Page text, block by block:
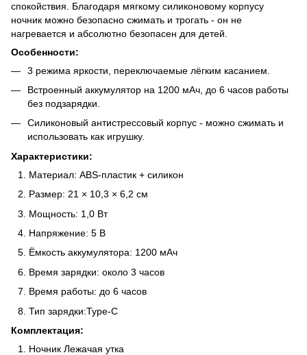
спокойствия. Благодаря мягкому силиконовому корпусу
ночник можно безопасно сжимать и трогать - он не
нагревается и абсолютно безопасен для детей.
Особенности:
3 режима яркости, переключаемые лёгким касанием.
Встроенный аккумулятор на 1200 мАч, до 6 часов работы
без подзарядки.
Силиконовый антистрессовый корпус - можно сжимать и
использовать как игрушку.
Характеристики:
Материал: ABS-пластик + силикон
Размер: 21 × 10,3 × 6,2 см
Мощность: 1,0 Вт
Напряжение: 5 В
Ёмкость аккумулятора: 1200 мАч
Время зарядки: около 3 часов
Время работы: до 6 часов
Тип зарядки:Type-C
Комплектация:
Ночник Лежачая утка